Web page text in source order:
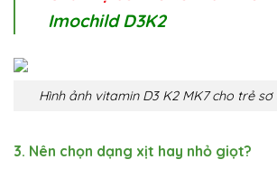
Imochild D3K2
Hình ảnh vitamin D3 K2 MK7 cho trẻ
3. Nên chọn dạng xịt hay nhỏ giọt?